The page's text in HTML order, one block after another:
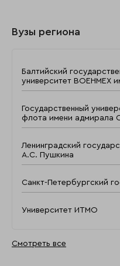
Вузы региона
Балтийский
университет ВОЕНМЕХ
Государственный
флота имени адмирала
Ленинградский
А.С. Пушкина
Санкт-Петербургский
Университет ИТМО
Смотреть все